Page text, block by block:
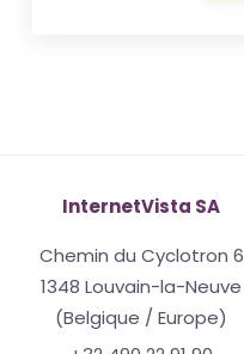
InternetVista SA
Chemin du Cyclotron 6
1348 Louvain-la-Neuve
(Belgique / Europe)